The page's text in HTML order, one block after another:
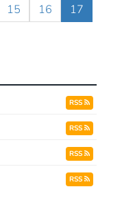
15 16
17
RSS
RSS
RSS
RSS